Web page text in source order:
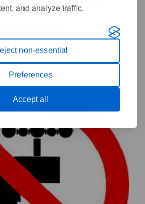
and analyze traffic.
non-essential
Preferences
Accept all
Sienkiewicza.